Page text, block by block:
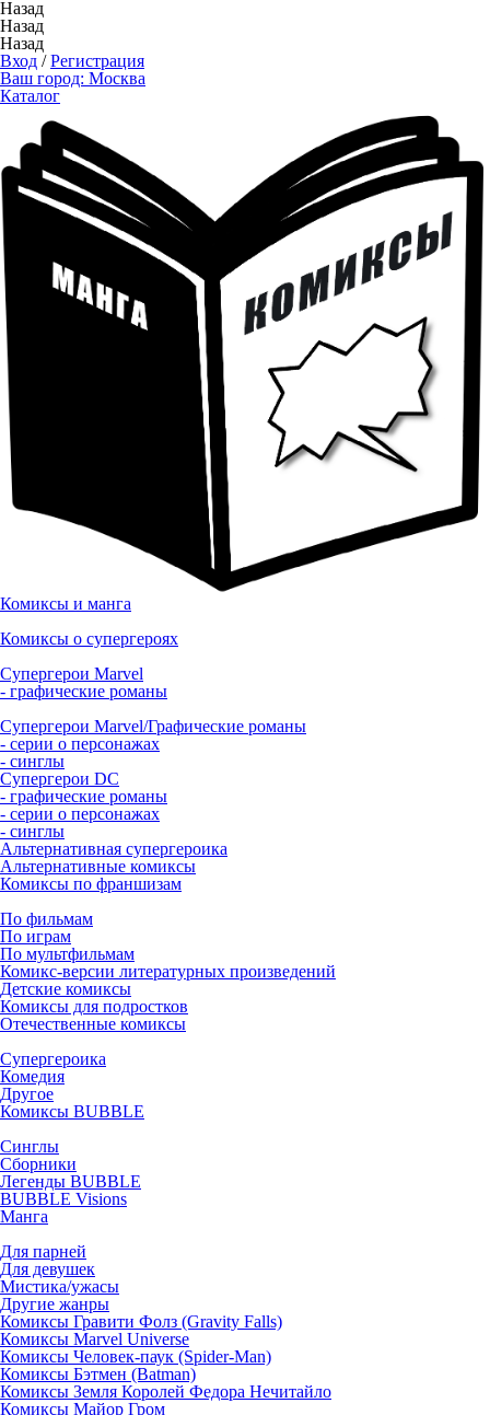
Назад
Назад
Назад
Вход /Регистрация
Ваш город: Москва
Каталог
Комиксы и манга
Комиксы о супергероях
Супергерои Marvel
- графические романы
Супергерои Marvel/Графические романы
- серии о персонажах
- синглы
Супергерои DC
- графические романы
- серии о персонажах
- синглы
Альтернативная супергероика
Альтернативные комиксы
Комиксы по франшизам
По фильмам
По играм
По мультфильмам
Комикс-версии литературных произведений
Детские комиксы
Комиксы для подростков
Отечественные комиксы
Супергероика
Комедия
Другое
Комиксы BUBBLE
Синглы
Сборники
Легенды BUBBLE
BUBBLE Visions
Манга
Для парней
Для девушек
Мистика/ужасы
Другие жанры
Комиксы Гравити Фолз (Gravity Falls)
Комиксы Marvel Universe
Комиксы Человек-паук (Spider-Man)
Комиксы Бэтмен (Batman)
Комиксы Земля Королей Федора Нечитайло
Комиксы Майор Гром